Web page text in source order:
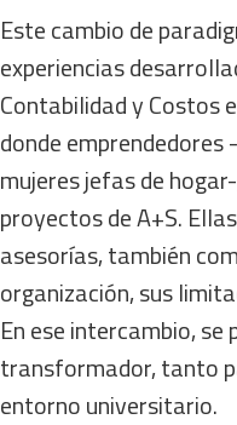
Este cambio de
experiencias
Contabilidad y Costos
donde
mujeres jefas de
proyectos de A+S.
asesorías, también
organización, sus
En ese intercambio,
transformador, tanto
entorno universitario.